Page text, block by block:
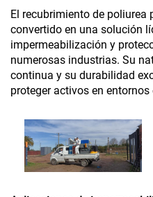
El recubrimiento de poliurea
convertido en una solución
impermeabilización y
numerosas industrias. Su
continua y su durabilidad
proteger activos en entornos